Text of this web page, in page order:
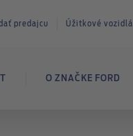
predajcu Úžitkové vozidlá
O ZNAČKE FORD